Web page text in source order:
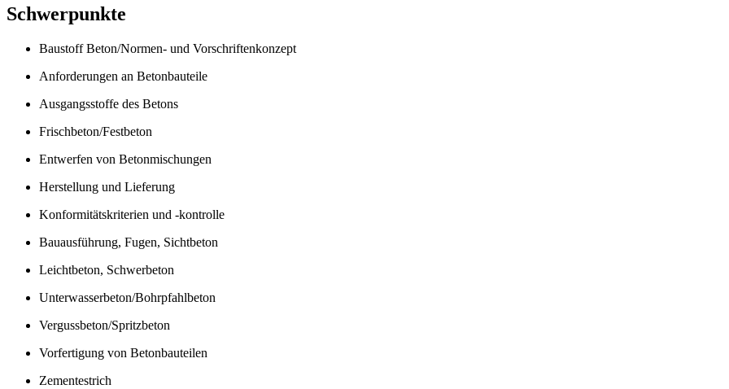
Schwerpunkte
Baustoff Beton/Normen- und Vorschriftenkonzept
Anforderungen an Betonbauteile
Ausgangsstoffe des Betons
Frischbeton/Festbeton
Entwerfen von Betonmischungen
Herstellung und Lieferung
Konformitätskriterien und -kontrolle
Bauausführung, Fugen, Sichtbeton
Leichtbeton, Schwerbeton
Unterwasserbeton/Bohrpfahlbeton
Vergussbeton/Spritzbeton
Vorfertigung von Betonbauteilen
Zementestrich